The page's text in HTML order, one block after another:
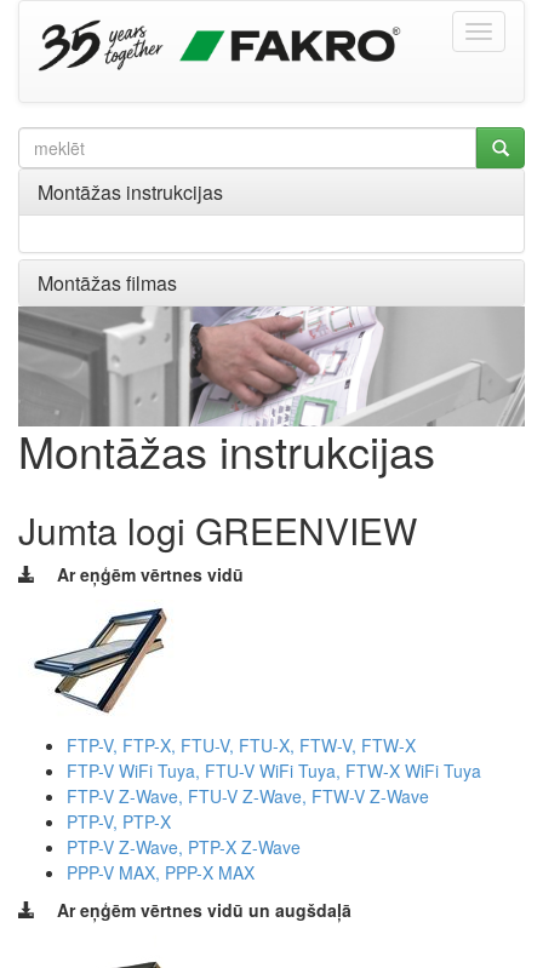
Montāžas instrukcijas
Montāžas filmas
Montāžas instrukcijas
Jumta logi GREENVIEW
Ar eņģēm vērtnes vidū
FTP-V, FTP-X, FTU-V, FTU-X, FTW-V, FTW-X
FTP-V WiFi Tuya, FTU-V WiFi Tuya, FTW-X WiFi Tuya
FTP-V Z-Wave, FTU-V Z-Wave, FTW-V Z-Wave
PTP-V, PTP-X
PTP-V Z-Wave, PTP-X Z-Wave
PPP-V MAX, PPP-X MAX
Ar eņģēm vērtnes vidū un augšdaļā